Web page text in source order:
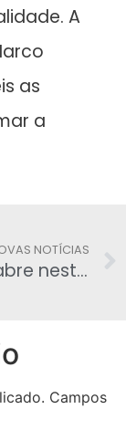
A
as
a
NOTÍCIAS
Receita abre nesta segunda-feira consulta ao terceiro lote de restituições
Campos